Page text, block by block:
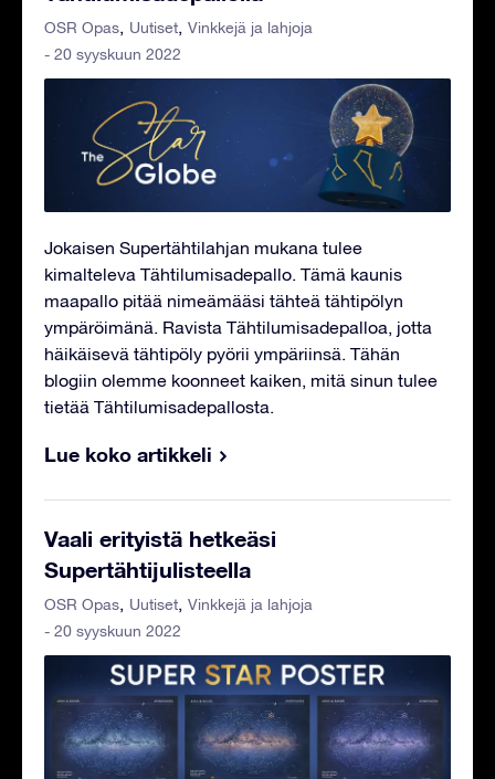
OSR Opas Uutiset Vinkkejä ja lahjoja
- 20 syyskuun 2022
Jokaisen Supertähtilahjan mukana tulee
kimalteleva Tähtilumisadepallo. Tämä kaunis
maapallo pitää nimeämääsi tähteä tähtipölyn
ympäröimänä. Ravista Tähtilumisadepalloa, jotta
häikäisevä tähtipöly pyörii ympäriinsä. Tähän
blogiin olemme koonneet kaiken, mitä sinun tulee
tietää Tähtilumisadepallosta.
Lue koko artikkeli
Vaali erityistä hetkeäsi
Supertähtijulisteella
OSR Opas Uutiset Vinkkejä ja lahjoja
- 20 syyskuun 2022